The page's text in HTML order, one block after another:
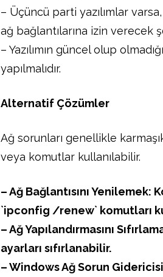
– Üçüncü parti yazılımlar
ağ bağlantılarına izin verecek
– Yazılımın güncel olup
yapılmalıdır.
Alternatif Çözümler
Ağ sorunları genellikle
veya komutlar kullanılabilir.
– Ağ Bağlantısını
`ipconfig /renew` komutları
– Ağ Yapılandırmasını
ayarları sıfırlanabilir.
– Windows Ağ Sorun